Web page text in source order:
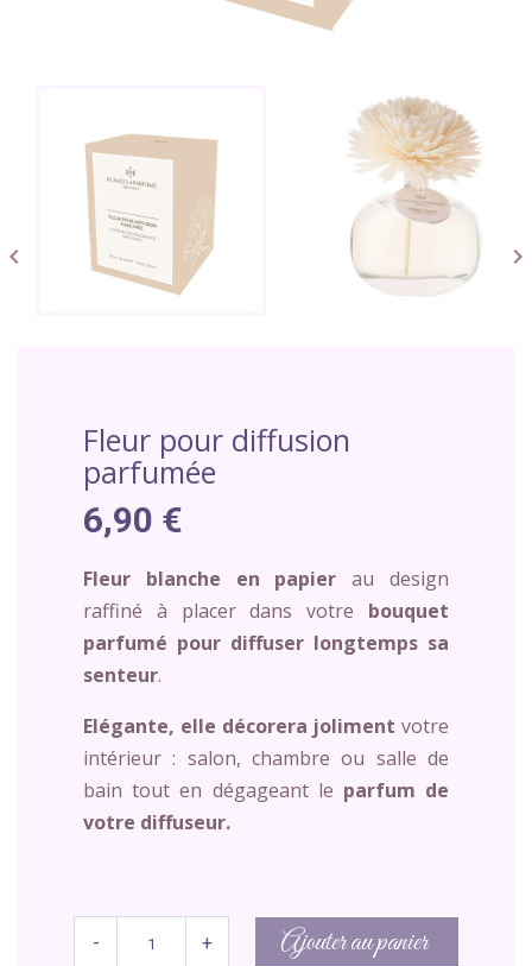
 
Fleur pour diffusion
parfumée
6,90 €
Fleur blanche en papier au design
raffiné à placer dans votre bouquet
parfumé pour diffuser longtemps sa
senteur.
Elégante, elle décorera joliment votre
intérieur : salon, chambre ou salle de
bain tout en dégageant le parfum de
votre diffuseur.
- + Ajouter au panier